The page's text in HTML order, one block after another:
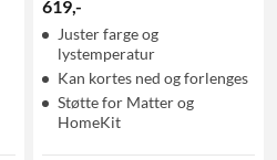
619,-
Juster farge og
lystemperatur
Kan kortes ned og forlenges
Støtte for Matter og
HomeKit